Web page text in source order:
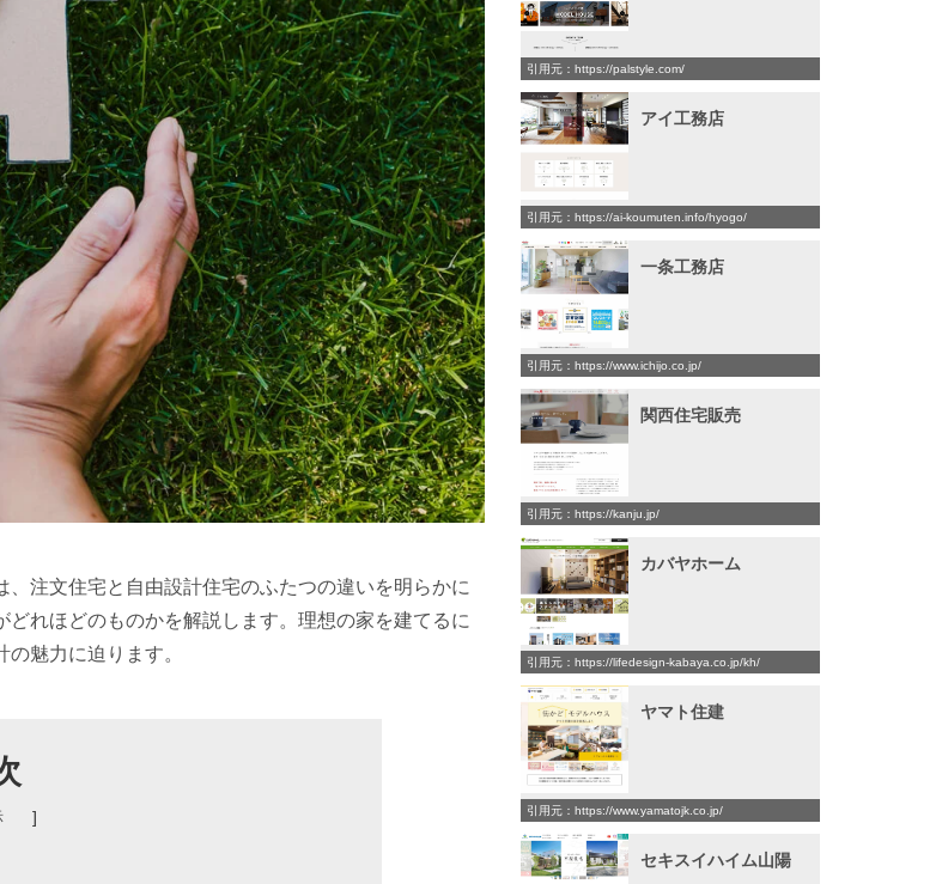
注文住宅と自由設計住宅のふたつの違いを明らかに
れほどのものかを解説します。理想の家を建てるに
魅力に迫ります。
]
引用元：https://palstyle.com/
アイ工務店
引用元：https://ai-koumuten.info/hyogo/
一条工務店
引用元：https://www.ichijo.co.jp/
関西住宅販売
引用元：https://kanju.jp/
カバヤホーム
引用元：https://lifedesign-kabaya.co.jp/kh/
ヤマト住建
引用元：https://www.yamatojk.co.jp/
セキスイハイム山陽